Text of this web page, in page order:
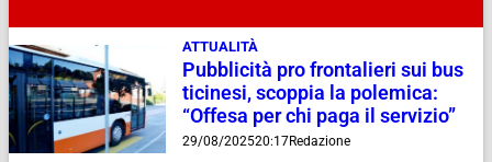
ATTUALITÀ
Pubblicità pro frontalieri sui bus
ticinesi, scoppia la polemica:
“Offesa per chi paga il servizio”
29/08/202520:17Redazione